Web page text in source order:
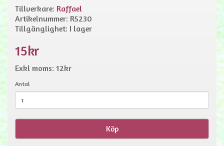
Tillverkare: Raffael
Artikelnummer: R5230
Tillgänglighet: I lager
15kr
Exkl moms: 12kr
Antal
Köp